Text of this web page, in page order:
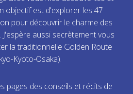
objectif est d'explorer les 47
pour découvrir le charme des
aussi secrètement vous
la traditionnelle Golden Route
Kyoto-Osaka).
pages des conseils et récits de